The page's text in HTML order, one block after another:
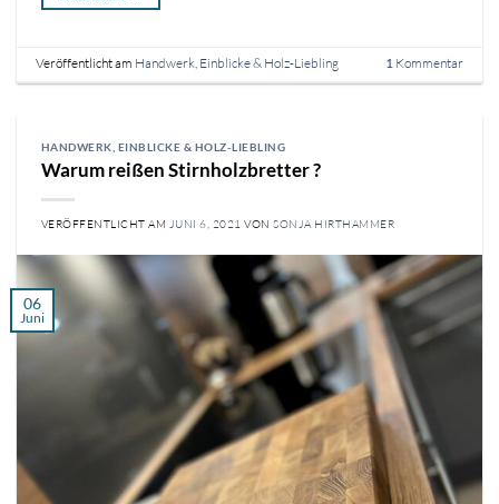
Veröffentlicht am Handwerk, Einblicke & Holz-Liebling 1Kommentar
HANDWERK, EINBLICKE & HOLZ-LIEBLING
Warum reißen Stirnholzbretter ?
VERÖFFENTLICHT AM JUNI 6, 2021 VONSONJA HIRTHAMMER
06
Juni